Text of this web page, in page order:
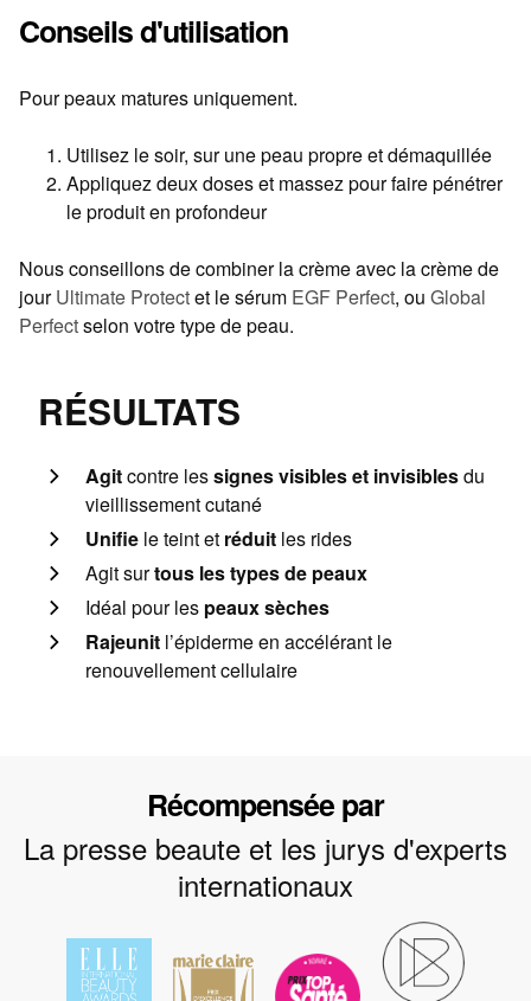
Conseils d'utilisation
Pour peaux matures uniquement.
Utilisez le soir, sur une peau propre et démaquillée
Appliquez deux doses et massez pour faire pénétrer
le produit en profondeur
Nous conseillons de combiner la crème avec la crème de
jourUltimate Protectet le sérum EGF Perfect, ou Global
Perfectselon votre type de peau.
RÉSULTATS
Agitcontre lessignes visibles et invisiblesdu
vieillissement cutané
Unifie le teint et réduit les rides
Agit surtous les types de peaux
Idéal pour les peaux sèches
Rajeunit l’épiderme en accélérant le
renouvellement cellulaire
Récompensée par
La presse beaute et les jurys d'experts
internationaux